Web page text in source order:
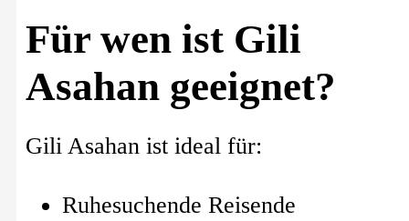
Für wen ist Gili
Asahan geeignet?
Gili Asahan ist ideal für:
Ruhesuchende Reisende